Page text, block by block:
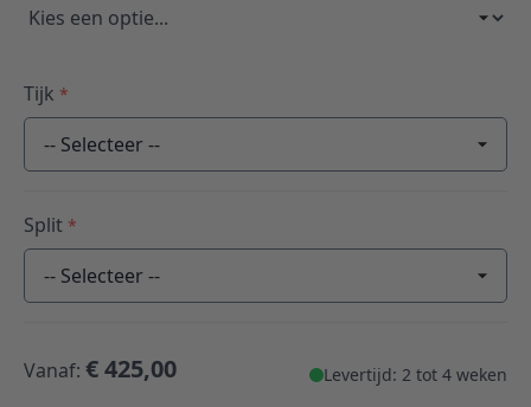
Tijk *
-- Selecteer --
Split *
-- Selecteer --
Vanaf: € 425,00 Levertijd: 2 tot 4 weken